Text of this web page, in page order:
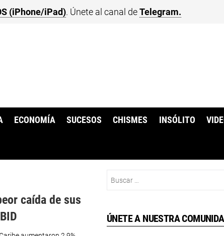
(iPhone/iPad). Únete al canal deTelegram.
ECONOMÍA SUCESOS CHISMES INSÓLITO
caída de sus
ÚNETE A NUESTRA